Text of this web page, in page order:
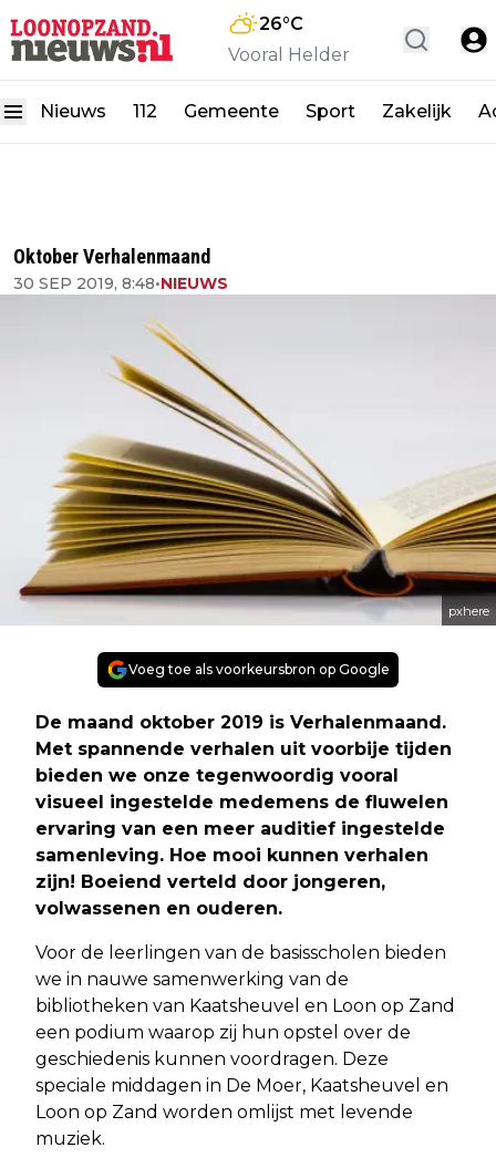
26°C
Vooral Helder
Nieuws 112 Gemeente Sport Zakelijk
Oktober Verhalenmaand
30 SEP 2019, 8:48•NIEUWS
pxhere
Voeg toe als voorkeursbron op Google
De maand oktober 2019 is Verhalenmaand.
Met spannende verhalen uit voorbije tijden
bieden we onze tegenwoordig vooral
visueel ingestelde medemens de fluwelen
ervaring van een meer auditief ingestelde
samenleving. Hoe mooi kunnen verhalen
zijn! Boeiend verteld door jongeren,
volwassenen en ouderen.
Voor de leerlingen van de basisscholen bieden
we in nauwe samenwerking van de
bibliotheken van Kaatsheuvel en Loon op Zand
een podium waarop zij hun opstel over de
geschiedenis kunnen voordragen. Deze
speciale middagen in De Moer, Kaatsheuvel en
Loon op Zand worden omlijst met levende
muziek.